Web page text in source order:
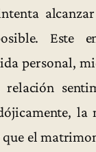
Este
personal,
relación
la
que el